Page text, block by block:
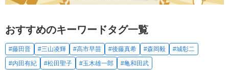
おすすめのキーワードタグ一覧
#藤田晋 #三山凌輝 #高市早苗 #後藤真希 #森岡毅
#城彰二
#内田有紀
#松田聖子 #玉木雄一郎 #亀和田武